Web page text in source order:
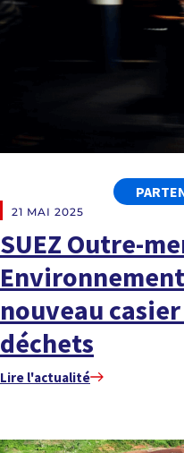
21 MAI 2025
SUEZ Outre-
nouveau
déchets
Lire l'actualité